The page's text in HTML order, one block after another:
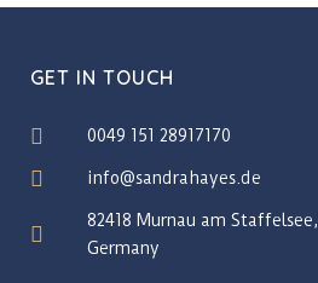
GET IN TOUCH
0049 151 28917170
info@sandrahayes.de
82418 Murnau am Staffelsee,
Germany